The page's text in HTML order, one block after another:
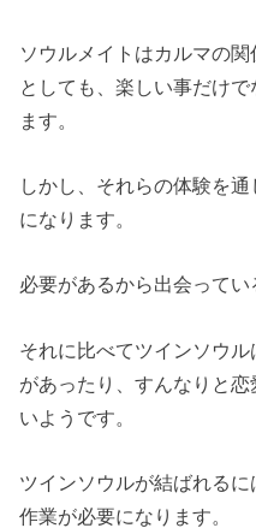
ソウルメイトはカルマの
としても、楽しい事だけ
ます。
しかし、それらの体験を
になります。
必要があるから出会ってい
それに比べてツインソウ
があったり、すんなりと
いようです。
ツインソウルが結ばれる
作業が必要になります。